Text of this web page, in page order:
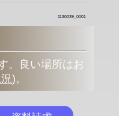
1130039_0001
。良い場所はお
)。